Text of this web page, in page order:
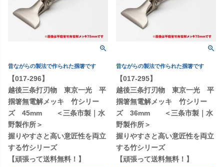
昔ながらの製法で作られた掴箸です
【017-296】
越後三条打刃物 東京一光 平
掴箸無電解メッキ 竹シリー
ズ 45mm ＜三条市製｜水
野製作所＞
握りやすさと高い意匠性を両立
する竹シリーズ
【頑張って送料無料！】
昔ながらの製法で作られた掴箸です
【017-295】
越後三条打刃物 東京一光 平
掴箸無電解メッキ 竹シリー
ズ 36mm ＜三条市製｜水
野製作所＞
握りやすさと高い意匠性を両立
する竹シリーズ
【頑張って送料無料！】